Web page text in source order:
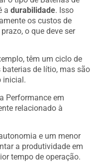
a
durabilidade
. Isso
os custos de
o que deve ser
têm um ciclo de
de lítio, mas são
Performance em
relacionado à
e um menor
a produtividade em
tempo de operação.